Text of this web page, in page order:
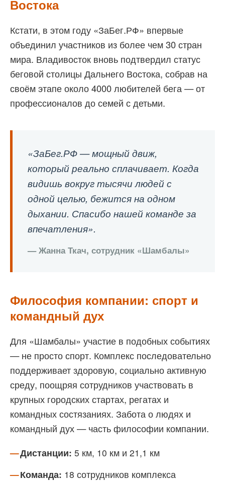
Востока
Кстати, в этом году «ЗаБег.РФ» впервые
объединил участников из более чем 30 стран
мира. Владивосток вновь подтвердил статус
беговой столицы Дальнего Востока, собрав на
своём этапе около 4000 любителей бега — от
профессионалов до семей с детьми.
«ЗаБег.РФ — мощный движ,
который реально сплачивает. Когда
видишь вокруг тысячи людей с
одной целью, бежится на одном
дыхании. Спасибо нашей команде за
впечатления».
— Жанна Ткач, сотрудник «Шамбалы»
Философия компании: спорт и
командный дух
Для «Шамбалы» участие в подобных событиях
— не просто спорт. Комплекс последовательно
поддерживает здоровую, социально активную
среду, поощряя сотрудников участвовать в
крупных городских стартах, регатах и
командных состязаниях. Забота о людях и
командный дух — часть философии компании.
Дистанции: 5 км, 10 км и 21,1 км
Команда: 18 сотрудников комплекса